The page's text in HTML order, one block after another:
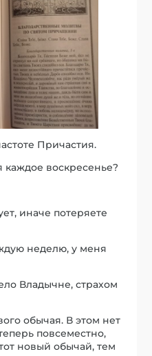
Причастия.
каждое воскресенье?
иначе потеряете
неделю, у меня
Владычне, страхом
обычая. В этом нет
повсеместно,
новый обычай, тем